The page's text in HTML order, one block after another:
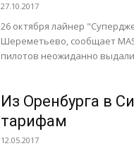
27.10.2017
26 октября лайнер
Шереметьево, сообщает
пилотов неожиданно
Из Оренбурга в
тарифам
12.05.2017